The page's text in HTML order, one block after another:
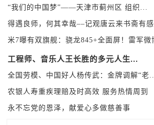
乡贤——傅友君
全国劳模、中国好人杨传武：金牌调解“老...